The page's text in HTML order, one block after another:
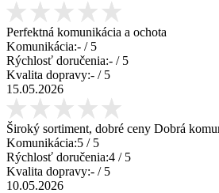
Perfektná komunikácia a ochota
Komunikácia:- / 5
Rýchlosť doručenia:- / 5
Kvalita dopravy:- / 5
15.05.2026
Široký sortiment, dobré ceny Dobrá
Komunikácia:5 / 5
Rýchlosť doručenia:4 / 5
Kvalita dopravy:- / 5
10.05.2026